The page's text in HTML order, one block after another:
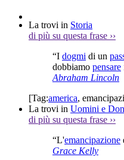
La trovi in Storia
di più su questa frase ››
“I dogmi di un
dobbiamo pensare
Abraham Lincoln
[Tag:america,
La trovi in Uomini e
di più su questa frase ››
“L'emancipazione
Grace Kelly